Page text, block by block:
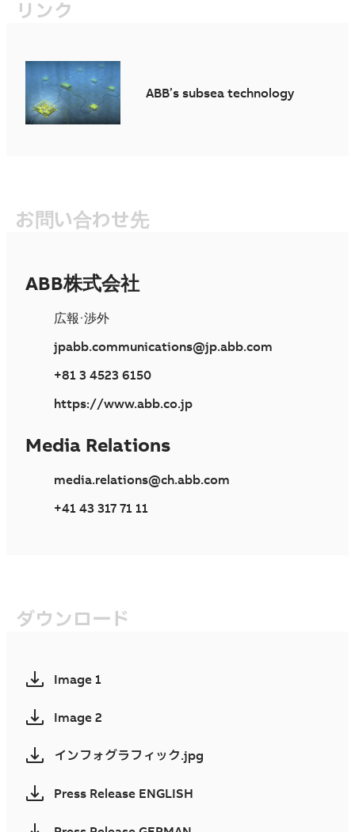
リンク
ABB’s subsea technology
お問い合わせ先
ABB株式会社
広報・渉外
jpabb.communications@jp.abb.com
+81 3 4523 6150
https://www.abb.co.jp
Media Relations
media.relations@ch.abb.com
+41 43 317 71 11
ダウンロード
Image 1
Image 2
インフォグラフィック.jpg
Press Release ENGLISH